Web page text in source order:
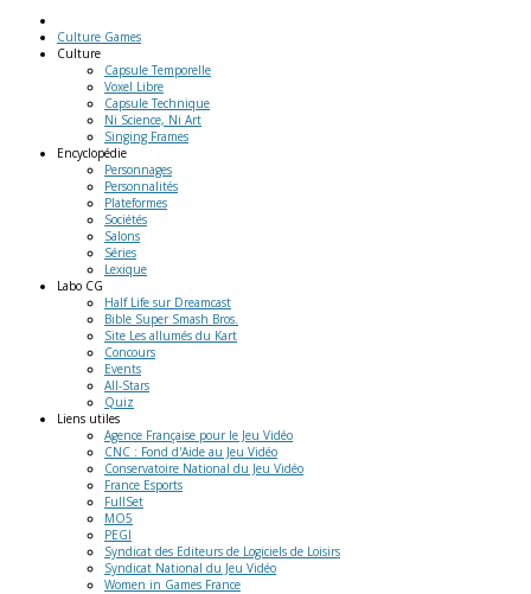
Culture Games
Culture
Capsule Temporelle
Voxel Libre
Capsule Technique
Ni Science, Ni Art
Singing Frames
Encyclopédie
Personnages
Personnalités
Plateformes
Sociétés
Salons
Séries
Lexique
Labo CG
Half Life sur Dreamcast
Bible Super Smash Bros.
Site Les allumés du Kart
Concours
Events
All-Stars
Quiz
Liens utiles
Agence Française pour le Jeu Vidéo
CNC : Fond d'Aide au Jeu Vidéo
Conservatoire National du Jeu Vidéo
France Esports
FullSet
MO5
PEGI
Syndicat des Editeurs de Logiciels de Loisirs
Syndicat National du Jeu Vidéo
Women in Games France